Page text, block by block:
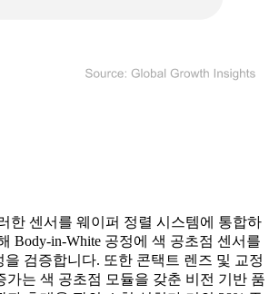
한 센서를 웨이퍼 정렬 시스템에 통합하
Body-in-White 공정에 색 공초점 센서를
검증합니다. 또한 콘택트 렌즈 및 교정
는 색 공초점 모듈을 갖춘 비전 기반 품